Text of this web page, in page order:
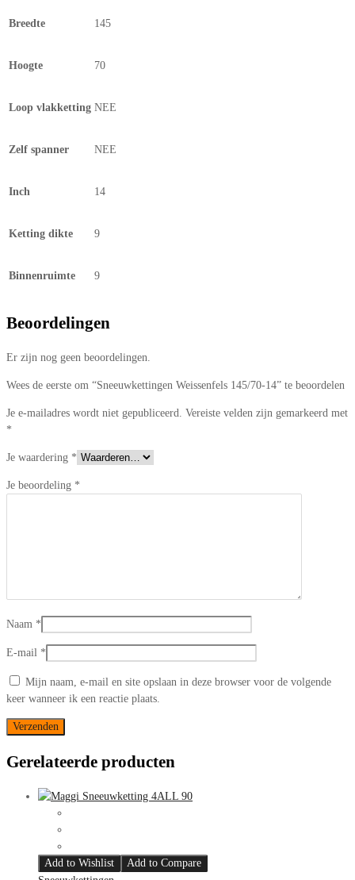
Breedte 145
Hoogte 70
Loop vlakketting NEE
Zelf spanner NEE
Inch 14
Ketting dikte 9
Binnenruimte 9
Beoordelingen
Er zijn nog geen beoordelingen.
Wees de eerste om “Sneeuwkettingen Weissenfels 145/70-14” te beoordelen
Je e-mailadres wordt niet gepubliceerd. Vereiste velden zijn gemarkeerd met
*
Je waardering *
Je beoordeling *
Naam *
E-mail *
Mijn naam, e-mail en site opslaan in deze browser voor de volgende
keer wanneer ik een reactie plaats.
Gerelateerde producten
Add to Wishlist
Add to Compare